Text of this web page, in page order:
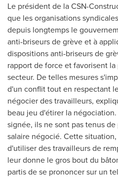
Le président de la CSN-
que les organisations
depuis longtemps le
anti-briseurs de grève et à
dispositions anti-briseurs de
rapport de force et favorisent
secteur. De telles mesures
d'un conflit tout en respectant
négocier des travailleurs,
beau jeu d'étirer la
signée, ils ne sont pas tenus
salaire négocié. Cette
d'utiliser des travailleurs de
leur donne le gros bout du
partis de se prononcer sur un